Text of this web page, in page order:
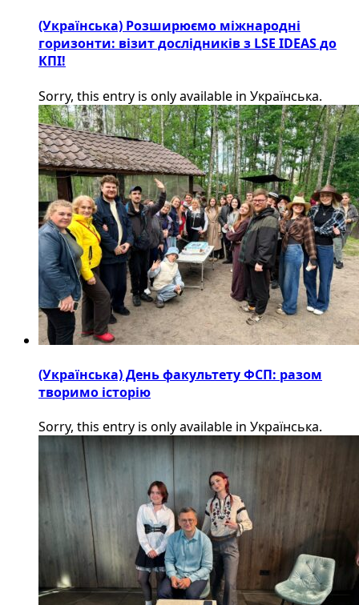
(Українська) Розширюємо міжнародні
горизонти: візит дослідників з LSE IDEAS до
КПІ!
Sorry, this entry is only available in Українська.
(Українська) День факультету ФСП: разом
творимо історію
Sorry, this entry is only available in Українська.